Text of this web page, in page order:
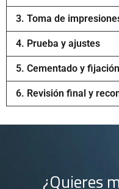
3. Toma de
4. Prueba y ajustes
5. Cementado y fijación
6. Revisión final y
¿Quieres